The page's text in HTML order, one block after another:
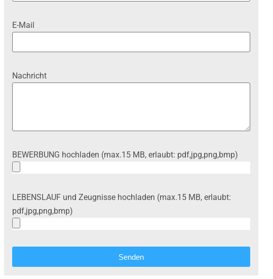
E-Mail
Nachricht
BEWERBUNG hochladen (max.15 MB, erlaubt: pdf,jpg,png,bmp)
LEBENSLAUF und Zeugnisse hochladen (max.15 MB, erlaubt:
pdf,jpg,png,bmp)
Senden